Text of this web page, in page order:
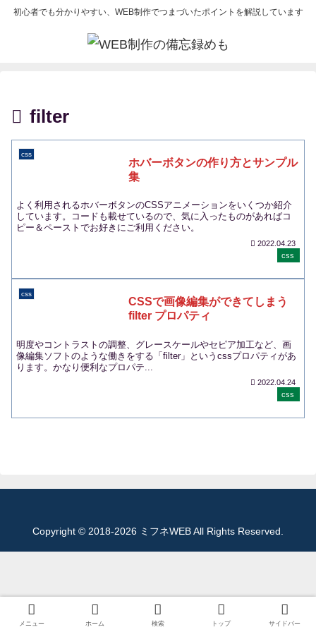
初心者でも分かりやすい、WEB制作でつまづいたポイントを解説しています
filter
css
ホバーボタンの作り方とサンプル
集
よく利用されるホバーボタンのCSSアニメーションをいくつか紹介
しています。コードも載せているので、気に入ったものがあればコ
ピー＆ペーストでお好きにご利用ください。
2022.04.23
css
css
CSSで画像編集ができてしまう
filter プロパティ
明度やコントラストの調整、グレースケールやセピア加工など、画
像編集ソフトのような働きをする「filter」というcssプロパティがあ
ります。かなり便利なプロパテ...
2022.04.24
css
Copyright © 2018-2026 ミフネWEB All Rights Reserved.
メニュー ホーム 検索 トップ サイドバー